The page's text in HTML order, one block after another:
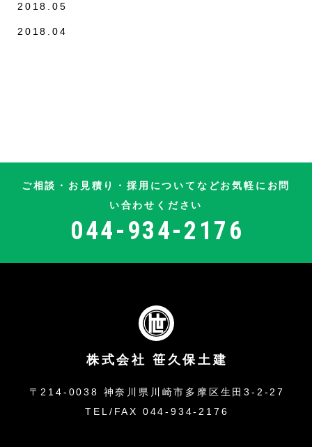
2018.05
2018.04
ご相談・お見積り・採用についてなどお気軽にお問
い合わせください
044-934-2176
株式会社 笹久保土建
〒214-0038 神奈川県川崎市多摩区生田3-2-27
TEL/FAX 044-934-2176